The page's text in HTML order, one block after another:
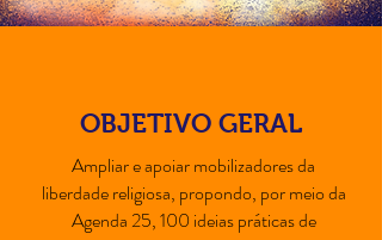
OBJETIVO GERAL
Ampliar e apoiar mobilizadores da
liberdade religiosa, propondo, por meio da
Agenda 25, 100 ideias práticas de